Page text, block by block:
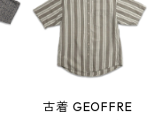
古着 GEOFFRE